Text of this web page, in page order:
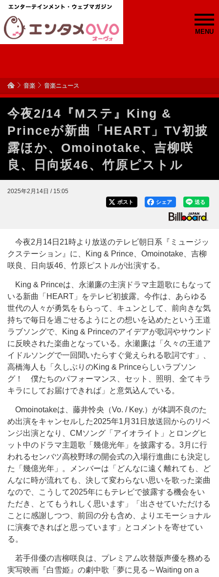
MENU
音楽 音楽ニュース
今夜2/14『Mステ』King &
Princeが新曲「HEART」TV初披
露ほか、Omoinotake、吉柳咲
良、日向坂46、竹原ピストル
2025年2月14日 / 15:05
送る
シェア
ポスト
今夜2月14日21時より放送のテレビ朝日系『ミュージッ
クステーション』に、King & Prince、Omoinotake、吉柳
咲良、日向坂46、竹原ピストルが出演する。
King & Princeは、永瀬廉の主演ドラマ主題歌にもなって
いる新曲「HEART」をテレビ初披露。今作は、あらゆる
世代の人々が勇気をもらって、キュンとして、前向きな気
持ちで毎日を過ごせるようにとの想いを込めたという王道
ラブソングで、King & Princeのアイデアが歌詞やサウンド
に反映された楽曲となっている。永瀬廉は「久々の王道ア
イドルソングで一回聞いたらすぐ覚えられる歌詞です」、
高橋海人も「久しぶりのKing & Princeらしいラブソン
グ！ 僕たちのパフォーマンス、セット、照明、全てキラ
キラにしてお届けできれば」と意気込んでいる。
Omoinotakeは、藤井怜央（Vo. / Key.）が体調不良のた
め出演をキャンセルした2025年1月31日放送回からのリベ
ンジ出演となり、CMソング「アイオライト」とロングヒ
ット中のドラマ主題歌「幾億光年」を披露する。3月に行
われるセンバツ高校野球の開会式の入場行進曲にも決定し
た「幾億光年」。メンバーは「どんなに遠く離れても、ど
んなに時が流れても、決して変わらない思いを歌った楽曲
なので、こうして2025年にもテレビで披露する機会をい
ただき、とてもうれしく思います」「出させていただける
ことに感謝しつつ、前回の分も含め、よりエモーショナル
に演奏できればと思っています」とコメントを寄せてい
る。
若手俳優の吉柳咲良は、プレミアム吹替版声優を務める
実写映画『白雪姫』の劇中歌「夢に見る～Waiting on a